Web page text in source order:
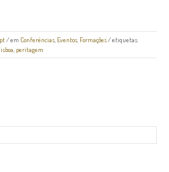
/ em Conferências, Eventos, Formações/ etiquetas:
lisboa, peritagem